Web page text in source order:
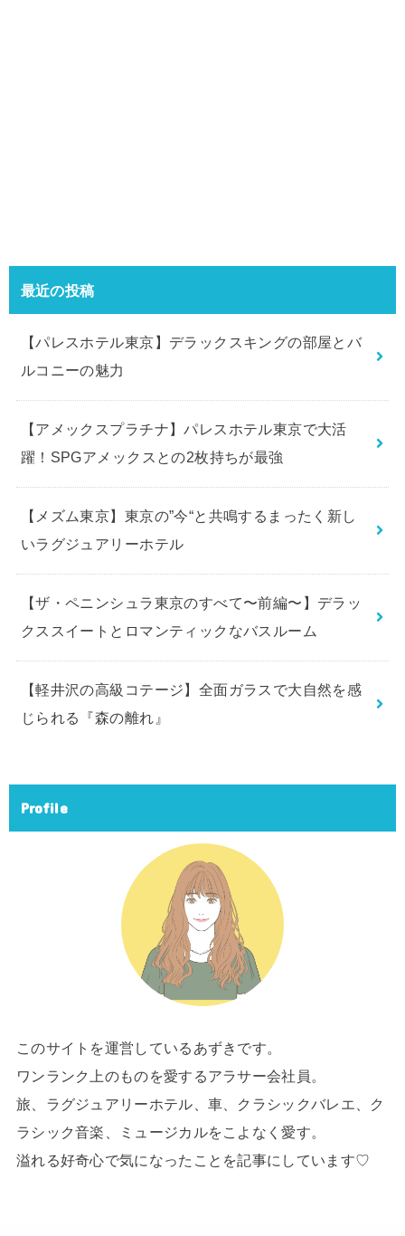
最近の投稿
【パレスホテル東京】デラックスキングの部屋とバ
ルコニーの魅力
【アメックスプラチナ】パレスホテル東京で大活
躍！SPGアメックスとの2枚持ちが最強
【メズム東京】東京の”今“と共鳴するまったく新し
いラグジュアリーホテル
【ザ・ペニンシュラ東京のすべて〜前編〜】デラッ
クススイートとロマンティックなバスルーム
【軽井沢の高級コテージ】全面ガラスで大自然を感
じられる『森の離れ』
Profile
このサイトを運営しているあずきです。
ワンランク上のものを愛するアラサー会社員。
旅、ラグジュアリーホテル、車、クラシックバレエ、ク
ラシック音楽、ミュージカルをこよなく愛す。
溢れる好奇心で気になったことを記事にしています♡